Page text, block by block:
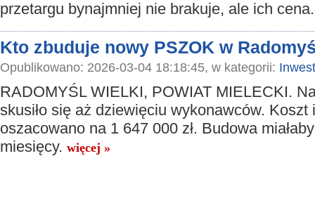
przetargu bynajmniej nie brakuje, ale ich
Kto zbuduje nowy PSZOK w
Opublikowano: 2026-03-04 18:18:45, w kategorii:
RADOMYŚL WIELKI, POWIAT MIELECKI.
skusiło się aż dziewięciu wykonawców. Koszt
oszacowano na 1 647 000 zł. Budowa
miesięcy. więcej »